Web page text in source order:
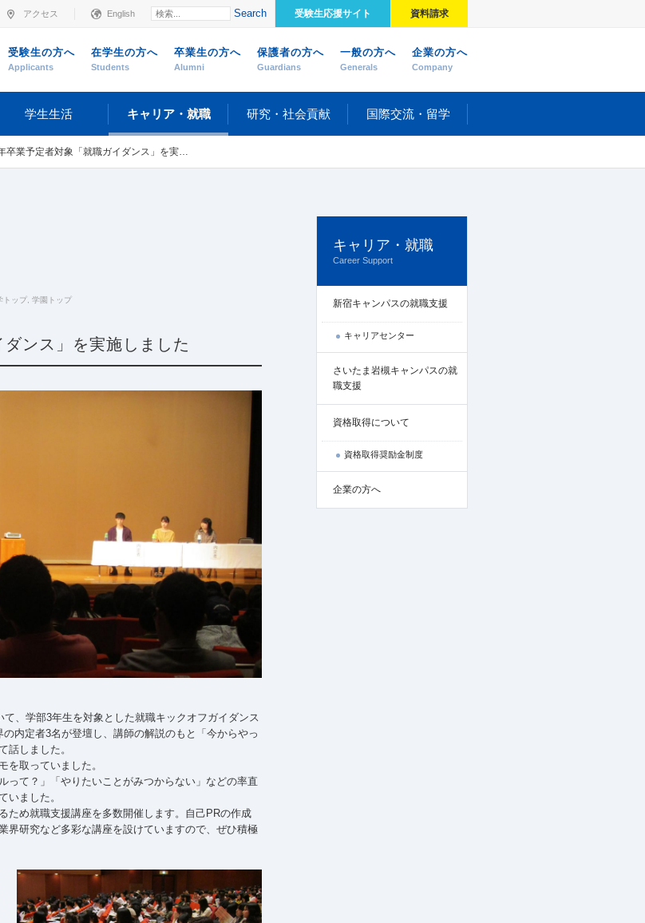
アクセス English Search 受験生応援サイト 資料請求
受験生の方へ
Applicants
在学生の方へ
Students
卒業生の方へ
Alumni
保護者の方へ
Guardians
一般の方へ
Generals
企業の方へ
Company
学生生活 キャリア・就職 研究・社会貢献 国際交流・留学
業予定者対象「就職ガイダンス」を実施しました
トップ 学園トップ
ンス」を実施しました
、学部3年生を対象とした就職キックオフガイダンス
内定者3名が登壇し、講師の解説のもと「今からやっ
話しました。
を取っていました。
って？」「やりたいことがみつからない」などの率直
いました。
ため就職支援講座を多数開催します。自己PRの作成
界研究など多彩な講座を設けていますので、ぜひ積極
キャリア・就職
Career Support
新宿キャンパスの就職支援
キャリアセンター
さいたま岩槻キャンパスの就
職支援
資格取得について
資格取得奨励金制度
企業の方へ